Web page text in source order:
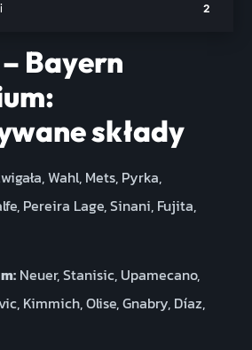
2
Bayern
składy
Wahl, Mets, Pyrka,
Pereira Lage, Sinani, Fujita,
Neuer, Stanisic, Upamecano,
Kimmich, Olise, Gnabry, Díaz,